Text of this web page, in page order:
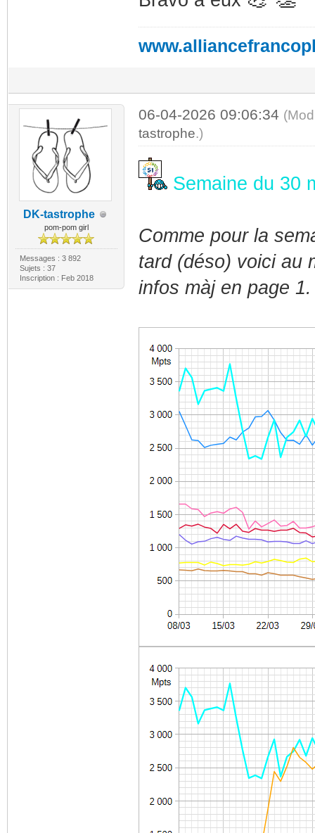
DK-tastrophe
pom-pom girl
Messages : 3 892
Sujets : 37
Inscription : Feb 2018
06-04-2026 09:06:34
tastrophe.)
Semaine du 30
Comme pour la
tard (déso) voici au
infos màj en page 1.